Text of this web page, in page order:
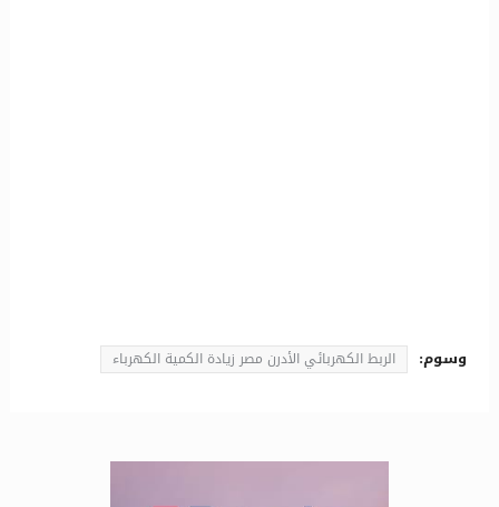
وسوم: الربط الكهربائي الأدرن مصر زيادة الكمية الكهرباء